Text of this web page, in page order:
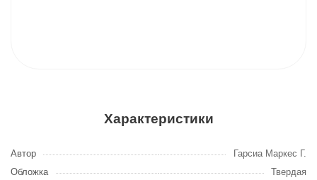
Характеристики
Автор
Гарсиа Маркес Г.
Обложка
Твердая